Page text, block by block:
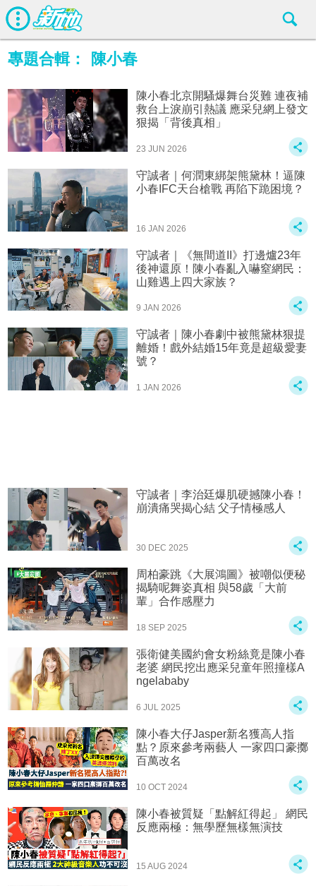
專題合輯： 陳小春
陳小春北京開騷爆舞台災難 連夜補
救台上淚崩引熱議 應采兒網上發文
狠揭「背後真相」
23 JUN 2026
守誠者｜何潤東綁架熊黛林！逼陳
小春IFC天台槍戰 再陷下跪困境？
16 JAN 2026
守誠者｜《無間道II》打邊爐23年
後神還原！陳小春亂入嚇窒網民：
山雞遇上四大家族？
9 JAN 2026
守誠者｜陳小春劇中被熊黛林狠提
離婚！戲外結婚15年竟是超級愛妻
號？
1 JAN 2026
守誠者｜李治廷爆肌硬撼陳小春！
崩潰痛哭揭心結 父子情極感人
30 DEC 2025
周柏豪跳《大展鴻圖》被嘲似便秘
揭騎呢舞姿真相 與58歲「大前
輩」合作感壓力
18 SEP 2025
張衛健美國約會女粉絲竟是陳小春
老婆 網民挖出應采兒童年照撞樣A
ngelababy
6 JUL 2025
陳小春大仔Jasper新名獲高人指
點？原來參考兩藝人 一家四口豪擲
百萬改名
10 OCT 2024
陳小春被質疑「點解紅得起」 網民
反應兩極：無學歷無樣無演技
15 AUG 2024